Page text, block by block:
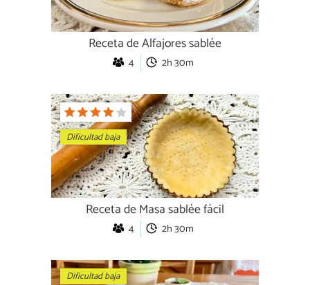
Receta de Alfajores sablée
4 2h 30m
Dificultad baja
Receta de Masa sablée fácil
4 2h 30m
Dificultad baja